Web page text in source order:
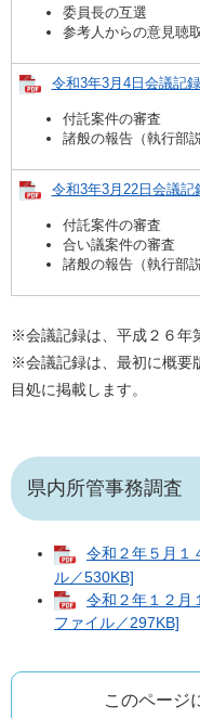
委員長の互選
参考人からの意見聴取
令和3年3月4日会議記
付託案件の審査
諸般の報告（執行部
令和3年3月22日会議
付託案件の審査
合い議案件の審査
諸般の報告（執行部
※会議記録は、平成２６年
※会議記録は、最初に概要
目処に掲載します。
県内所管事務調査
令和２年５月１
ル／530KB]
令和２年１２月
ファイル／297KB]
このページ